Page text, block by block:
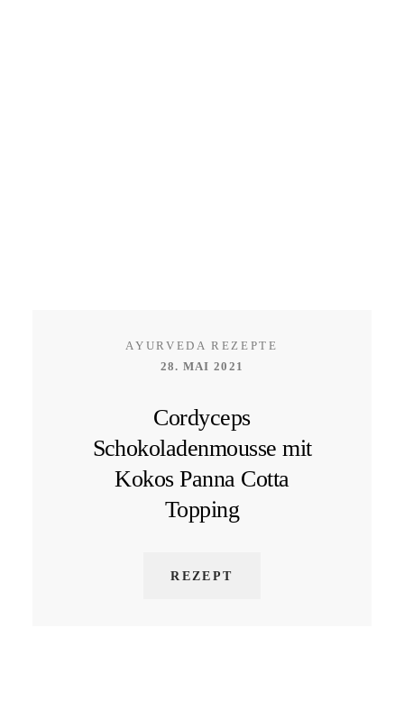
AYURVEDA REZEPTE
28. MAI 2021
Cordyceps
Schokoladenmousse mit
Kokos Panna Cotta
Topping
REZEPT